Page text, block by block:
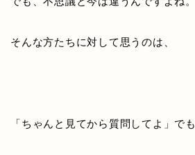
そんな方たちに対して思うのは、
「ちゃんと見てから質問してよ」 でも